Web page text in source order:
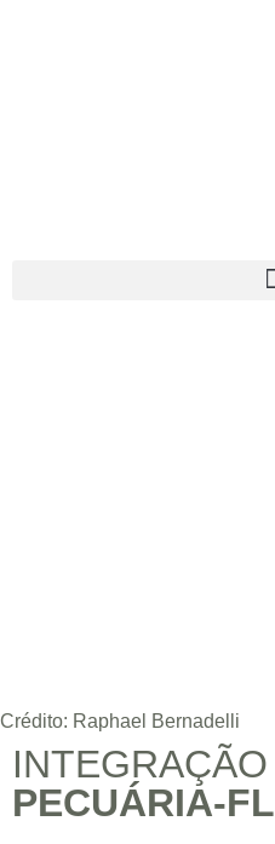
Crédito: Raphael Bernadelli
PECUÁRIA-